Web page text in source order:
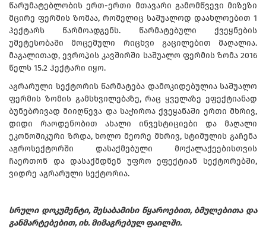
წარუმატებლობის ერთ-ერთი მთავარი გამომწვევი მიზეზი
მცირე ფერმის ზომაა, რომელიც საშუალოდ დაახლოებით 1
ჰექტარს წარმოადგენს. წარმატებული ქვეყნების
უმეტესობაში მოცემული რიცხვი გაცილებით მაღალია.
მაგალითად, ევროპის კავშირში საშუალო ფერმის ზომა 2016
წელს 15.2 ჰექტარი იყო.
აგრარული სექტორის წარმატება დამოკიდებულია საშუალო
ფერმის ზომის გამსხვილებაზე, რაც ყველაზე ეფექტიანად
ბუნებრივად მიიღწევა და საჭიროა ქვეყანაში ერთი მხრივ,
დიდი რაოდენობით ახალი ინვესტიციები და მაღალი
ეკონომიკური ზრდა, ხოლო მეორე მხრივ, სტიმულის გაჩენა
აგროსექტორში დასაქმებული მოქალაქეებისთვის
ჩაერთონ და დასაქმდნენ უფრო ეფექტიან სექტორებში,
ვიდრე აგრარული სექტორია.
სრული დოკუმენტი, შესაბამისი წყაროებით, ბმულებითა და
განმარტებებით, იხ. მიმაგრებულ ფაილში.